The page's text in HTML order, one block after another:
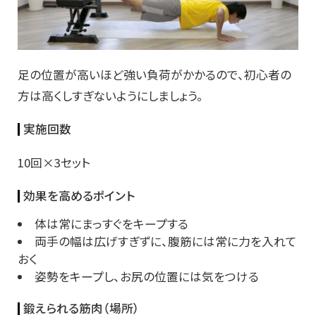
足の位置が高いほど強い負荷がかかるので、初心者の
方は高くしすぎないようにしましょう。
実施回数
10回×3セット
効果を高めるポイント
体は常にまっすぐをキープする
両手の幅は広げすぎずに、腹筋には常に力を入れて
おく
姿勢をキープし、お尻の位置には気をつける
鍛えられる筋肉（場所）